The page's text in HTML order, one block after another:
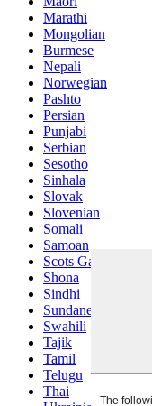
Marathi
Mongolian
Burmese
Nepali
Norwegian
Pashto
Persian
Punjabi
Serbian
Sesotho
Sinhala
Slovak
Slovenian
Somali
Samoan
Scots Gaelic
Shona
Sindhi
Sundanese
Swahili
Tajik
Tamil
Telugu
Thai